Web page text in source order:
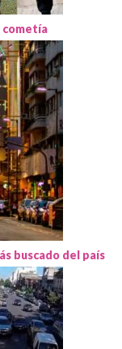
cometía
buscado del país